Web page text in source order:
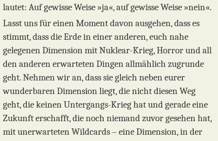
lautet: Auf gewisse Weise »ja«, auf gewisse Weise »nein«.
Lasst uns für einen Moment davon ausgehen, dass es
stimmt, dass die Erde in einer anderen, euch nahe
gelegenen Dimension mit Nuklear-Krieg, Horror und all
den anderen erwarteten Dingen allmählich zugrunde
geht. Nehmen wir an, dass sie gleich neben eurer
wunderbaren Dimension liegt, die nicht diesen Weg
geht, die keinen Untergangs-Krieg hat und gerade eine
Zukunft erschafft, die noch niemand zuvor gesehen hat,
mit unerwarteten Wildcards – eine Dimension, in der